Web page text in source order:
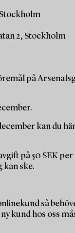
2, Stockholm
på
kan du
på 50 SEK
kan ske.
så
kund hos oss